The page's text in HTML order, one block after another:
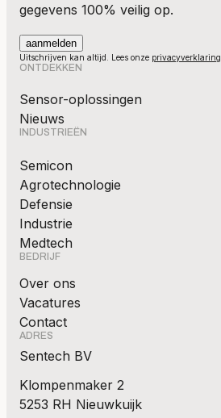
gegevens 100% veilig op.
Uitschrijven kan altijd. Lees onze privacyverklaring.
ONTDEKKEN
Sensor-oplossingen
Nieuws
INDUSTRIEËN
Semicon
Agrotechnologie
Defensie
Industrie
Medtech
BEDRIJF
Over ons
Vacatures
Contact
ADRES
Sentech BV
Klompenmaker 2
5253 RH Nieuwkuijk